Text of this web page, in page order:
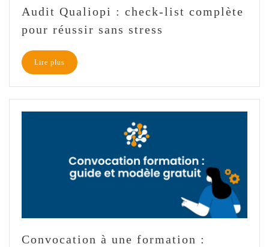
Audit Qualiopi : check-list complète
pour réussir sans stress
Lire plus
Convocation à une formation :